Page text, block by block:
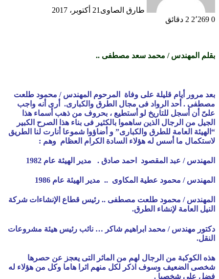
طارق الصاوى 21 أكتوبر، 2017
0
2 دقائق
بقلم المهندس / محمد سعد مصطفى ..
بعد مرور أيام قليلة على وفاة المرحوم المهندس / محمود طلعت
مصطفى . أحد الرواد فى مجال الطرق والكبارى. أرى أنه واجب
علىّ أن أسجل للتاريخ لو أستطيع ، بحروف من ذهب أسماء هذا
الجيل من الرجال الذين ساهموا بالكثير فى بناء هذا الصرح الكبير
“الهيئة العامة للطرق والكبارى” و أضاؤوا شموعا أنارت لنا الطريق
لاستكمال ما أسس له هؤلاء السادة الكرام العظام وهم :
المهندس / عبد المقصود احمد صادق . مدير الهيئة عام 1982
المهندس / محمود عطية المكاوى .. مدير الهيئة عام 1986
المهندس / محمود طلعت مصطفى .. رئيس قطاع الإنشاءات شركة
النيل العامة لإنشاء الطرق.
دكتور مهندس / محمد ابراهيم شاكر … نائب رئيس هيئة مشروعات
النقل.
هذه الكوكبة من الرجال لهم من الماثر التى يعجز عن حصرها
شخصى الضعيف وسوف اذكر لكل منهم اثرا هاما وكل من هؤلاء له
فضل على شخصيا .